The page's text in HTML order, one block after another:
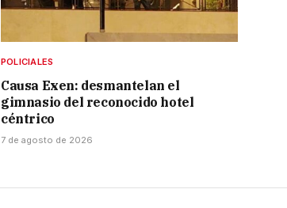
POLICIALES
Causa Exen: desmantelan el
gimnasio del reconocido hotel
céntrico
7 de agosto de 2026